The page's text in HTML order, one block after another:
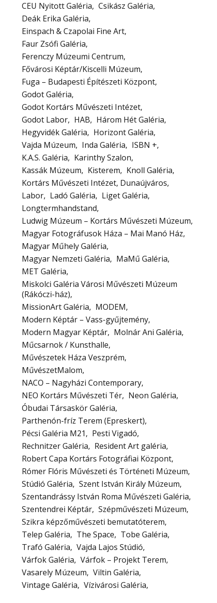
CEU Nyitott Galéria
Csikász Galéria
Deák Erika Galéria
Einspach & Czapolai Fine Art
Faur Zsófi Galéria
Ferenczy Múzeumi Centrum
Fővárosi Képtár/Kiscelli Múzeum
Fuga – Budapesti Építészeti Központ
Godot Galéria
Godot Kortárs Művészeti Intézet
Godot Labor
HAB
Három Hét Galéria
Hegyvidék Galéria
Horizont Galéria
Vajda Múzeum
Inda Galéria
ISBN +
K.A.S. Galéria
Karinthy Szalon
Kassák Múzeum
Kisterem
Knoll Galéria
Kortárs Művészeti Intézet, Dunaújváros
Labor
Ladó Galéria
Liget Galéria
Longtermhandstand
Ludwig Múzeum – Kortárs Művészeti Múzeum
Magyar Fotográfusok Háza – Mai Manó Ház
Magyar Műhely Galéria
Magyar Nemzeti Galéria
MaMű Galéria
MET Galéria
Miskolci Galéria Városi Művészeti Múzeum
(Rákóczi-ház)
MissionArt Galéria
MODEM
Modern Képtár – Vass-gyűjtemény
Modern Magyar Képtár
Molnár Ani Galéria
Műcsarnok / Kunsthalle
Művészetek Háza Veszprém
MűvészetMalom
NACO – Nagyházi Contemporary
NEO Kortárs Művészeti Tér
Neon Galéria
Óbudai Társaskör Galéria
Parthenón-fríz Terem (Epreskert)
Pécsi Galéria M21
Pesti Vigadó
Rechnitzer Galéria
Resident Art galéria
Robert Capa Kortárs Fotográfiai Központ
Rómer Flóris Művészeti és Történeti Múzeum
Stúdió Galéria
Szent István Király Múzeum
Szentandrássy István Roma Művészeti Galéria
Szentendrei Képtár Szépművészeti Múzeum
Szikra képzőművészeti bemutatóterem
Telep Galéria
The Space
Tobe Galéria
Trafó Galéria
Vajda Lajos Stúdió
Várfok Galéria
Várfok – Projekt Terem
Vasarely Múzeum
Viltin Galéria
Vintage Galéria
Vízivárosi Galéria